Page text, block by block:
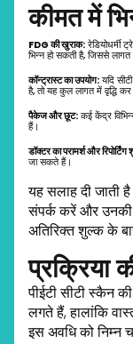
कीमत में
FDGकीखुराक:
भिन्न हो सकती है, जिससे लागत
कॉन्ट्रास्टकाउपयोग: यदि
है, तो यह कुल लागत में वृद्धि
पैकेजऔरछूट: कई केंद्र
हैं।
डॉक्टरकापरामर्शऔररिपोर्टिंग
जा सकते हैं।
यह सलाह दी जाती
संपर्क करें और उनकी
अतिरिक्त शुल्क के
प्रक्रिया
पीईटी सीटी स्कैन
लगते हैं, हालांकि
इस अवधि को निम्न